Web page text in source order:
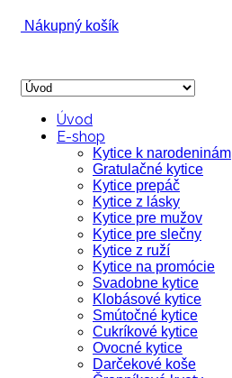
Nákupný košík
Úvod
E-shop
Kytice k narodeninám
Gratulačné kytice
Kytice prepáč
Kytice z lásky
Kytice pre mužov
Kytice pre slečny
Kytice z ruží
Kytice na promócie
Svadobne kytice
Klobásové kytice
Smútočné kytice
Cukríkové kytice
Ovocné kytice
Darčekové koše